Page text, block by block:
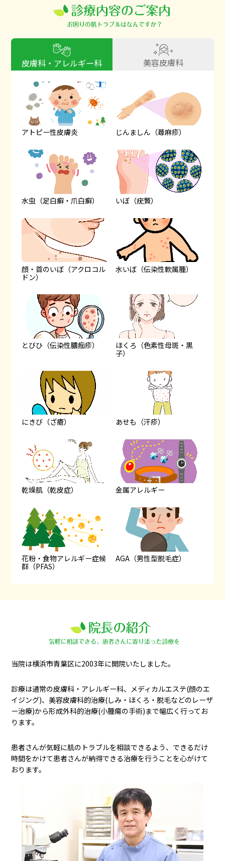
皮膚科・アレルギー科 美容皮膚科
アトピー性皮膚炎 じんましん（蕁麻疹）
水虫（足白癬・爪白癬） いぼ（疣贅）
顔・首のいぼ（アクロコル
ドン）
水いぼ（伝染性軟属腫）
とびひ（伝染性膿痂疹）
ほくろ（色素性母斑・黒
子）
にきび（ざ瘡） あせも（汗疹）
乾燥肌（乾皮症） 金属アレルギー
花粉・食物アレルギー症候
群（PFAS）
AGA（男性型脱毛症）
当院は横浜市青葉区に2003年に開院いたしました。
診療は通常の皮膚科・アレルギー科、メディカルエステ(顔のエ
イジング)、美容皮膚科的治療(しみ・ほくろ・脱毛などのレーザ
ー治療)から形成外科的治療(小腫瘍の手術)まで幅広く行ってお
ります。
患者さんが気軽に肌のトラブルを相談できるよう、できるだけ
時間をかけて患者さんが納得できる治療を行うことを心がけて
おります。